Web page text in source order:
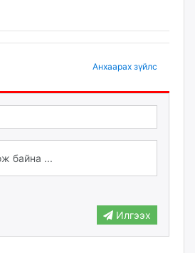
Анхаарах зүйлс
Илгээх